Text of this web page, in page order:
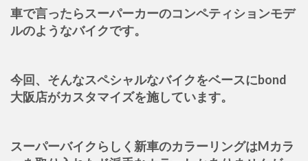
車で言ったらスーパーカーのコンペティションモデ
ルのようなバイクです。
今回、そんなスペシャルなバイクをベースにbond
大阪店がカスタマイズを施しています。
スーパーバイクらしく新車のカラーリングはMカラ